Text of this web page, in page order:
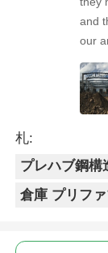
and
our
39;ll
next
札:
プレハブ鋼構
倉庫 プリフ